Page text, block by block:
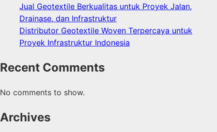
Jual Geotextile Berkualitas untuk Proyek Jalan,
Drainase, dan Infrastruktur
Distributor Geotextile Woven Terpercaya untuk
Proyek Infrastruktur Indonesia
Recent Comments
No comments to show.
Archives